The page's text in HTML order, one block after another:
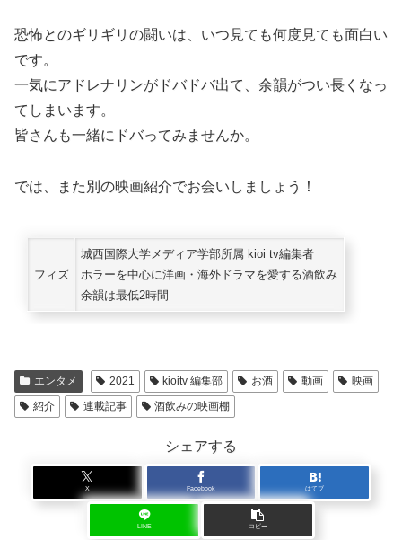
恐怖とのギリギリの闘いは、いつ見ても何度見ても面白い
です。
一気にアドレナリンがドバドバ出て、余韻がつい長くなっ
てしまいます。
皆さんも一緒にドバってみませんか。
では、また別の映画紹介でお会いしましょう！
フィズ
城西国際大学メディア学部所属 kioi tv編集者
ホラーを中心に洋画・海外ドラマを愛する酒飲み
余韻は最低2時間
エンタメ 2021 kioitv 編集部 お酒 動画
映画
紹介
連載記事 酒飲みの映画棚
シェアする
X Facebook はてブ
LINE コピー